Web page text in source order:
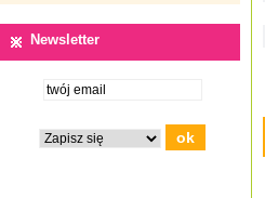
Newsletter